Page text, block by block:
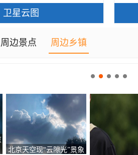
卫星云图
场大
北京上空出现“七彩云”